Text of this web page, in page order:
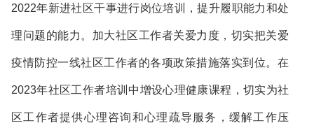
2022年新进社区干事进行岗位培训，提升履职能力和处
理问题的能力。加大社区工作者关爱力度， 切实把关爱
疫情防控一线社区工作者的各项政策措施落实到位。在
2023年社区工作者培训中增设心理健康课程，切实为社
区工作者提供心理咨询和心理疏导服务，缓解工作压